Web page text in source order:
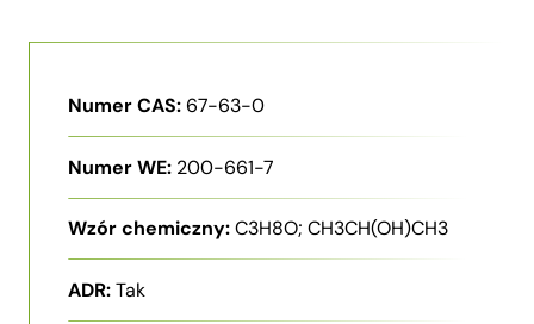
Numer CAS:67-63-0
Numer WE: 200-661-7
Wzór chemiczny:C3H8O; CH3CH(OH)CH3
ADR:Tak